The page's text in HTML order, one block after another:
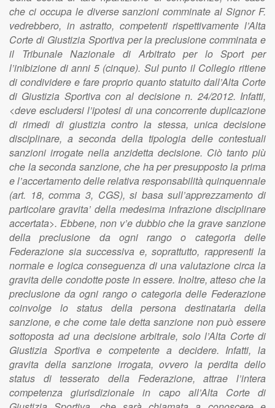
che ci occupa le diverse sanzioni comminate al Signor F.
vedrebbero, in astratto, competenti rispettivamente l’Alta
Corte di Giustizia Sportiva per la preclusione comminata e
il Tribunale Nazionale di Arbitrato per lo Sport per
l’inibizione di anni 5 (cinque). Sul punto il Collegio ritiene
di condividere e fare proprio quanto statuito dall’Alta Corte
di Giustizia Sportiva con al decisione n. 24/2012. Infatti,
<deve escludersi l’ipotesi di una concorrente duplicazione
di rimedi di giustizia contro la stessa, unica decisione
disciplinare, a seconda della tipologia delle contestuali
sanzioni irrogate nella anzidetta decisione. Ciò tanto più
che la seconda sanzione, che ha per presupposto la prima
e l’accertamento delle relativa responsabilità quinquennale
(art. 18, comma 3, CGS), si basa sull’apprezzamento di
particolare gravita’ della medesima infrazione disciplinare
accertata>. Ebbene, non v’e dubbio che la grave sanzione
della preclusione da ogni rango o categoria delle
Federazione sia successiva e, soprattutto, rappresenti la
normale e logica conseguenza di una valutazione circa la
gravita delle condotte poste in essere. Inoltre, atteso che la
preclusione da ogni rango o categoria delle Federazione
coinvolge lo status della persona destinataria della
sanzione, e che come tale detta sanzione non può essere
sottoposta ad una decisione arbitrale, solo l’Alta Corte di
Giustizia Sportiva e competente a decidere. Infatti, la
gravita della sanzione irrogata, ovvero la perdita dello
status di tesserato della Federazione, attrae l’intera
competenza giurisdizionale in capo all’Alta Corte di